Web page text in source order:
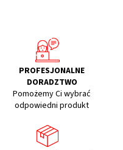
PROFESJONALNE
DORADZTWO
Pomożemy Ci wybrać
odpowiedni produkt